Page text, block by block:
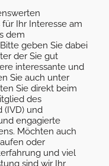
Ihr Interesse am
dem
geben Sie dabei
der Sie gut
interessante und
Sie auch unter
Sie direkt beim
des
(IVD) und
engagierte
Möchten auch
oder
und viel
sind wir Ihr